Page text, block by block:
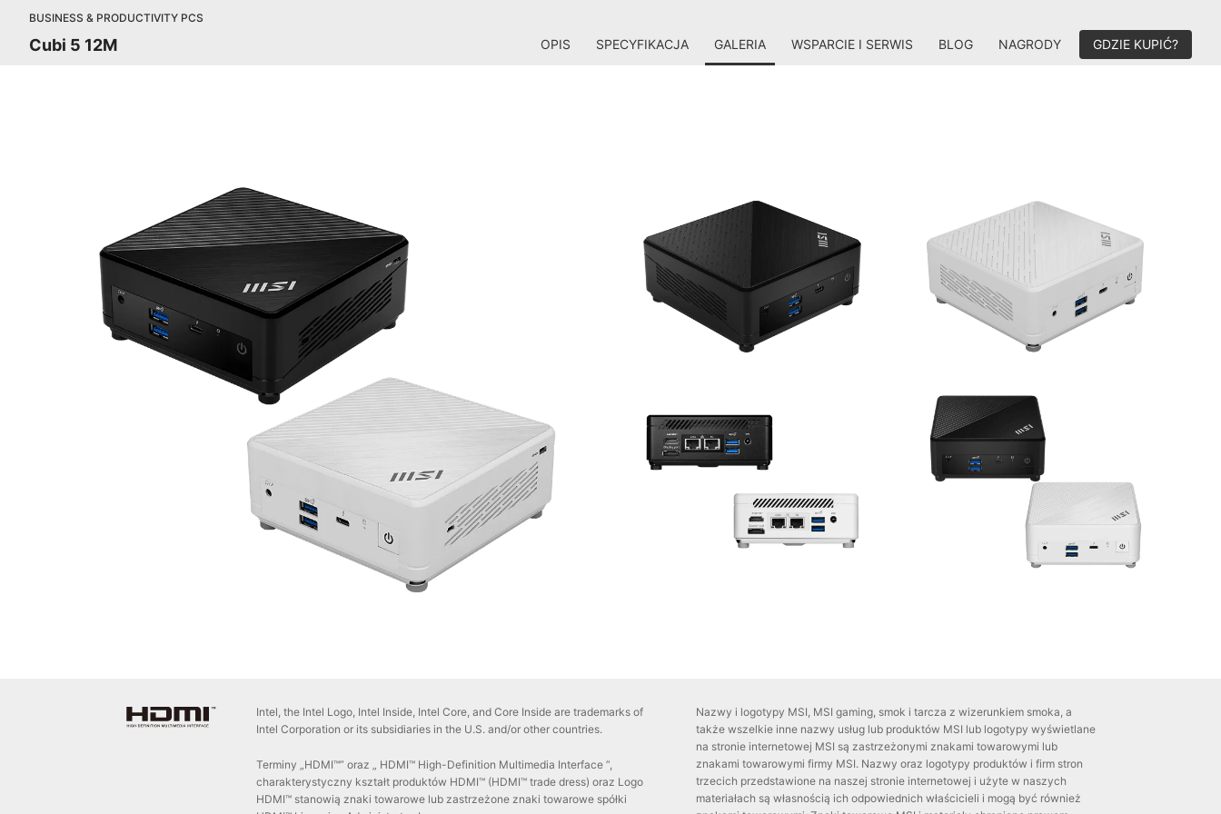
BUSINESS & PRODUCTIVITY PCS
Cubi 5 12M OPIS SPECYFIKACJA GALERIA WSPARCIE I SERWIS BLOG NAGRODY GDZIE KUPIĆ?
Intel, the Intel Logo, Intel Inside, Intel Core, and Core Inside are trademarks of
Intel Corporation or its subsidiaries in the U.S. and/or other countries.
Terminy „HDMI™” oraz „ HDMI™ High-Definition Multimedia Interface ”,
charakterystyczny kształt produktów HDMI™ (HDMI™ trade dress) oraz Logo
HDMI™ stanowią znaki towarowe lub zastrzeżone znaki towarowe spółki
Nazwy i logotypy MSI, MSI gaming, smok i tarcza z wizerunkiem smoka, a
także wszelkie inne nazwy usług lub produktów MSI lub logotypy wyświetlane
na stronie internetowej MSI są zastrzeżonymi znakami towarowymi lub
znakami towarowymi firmy MSI. Nazwy oraz logotypy produktów i firm stron
trzecich przedstawione na naszej stronie internetowej i użyte w naszych
materiałach są własnością ich odpowiednich właścicieli i mogą być również